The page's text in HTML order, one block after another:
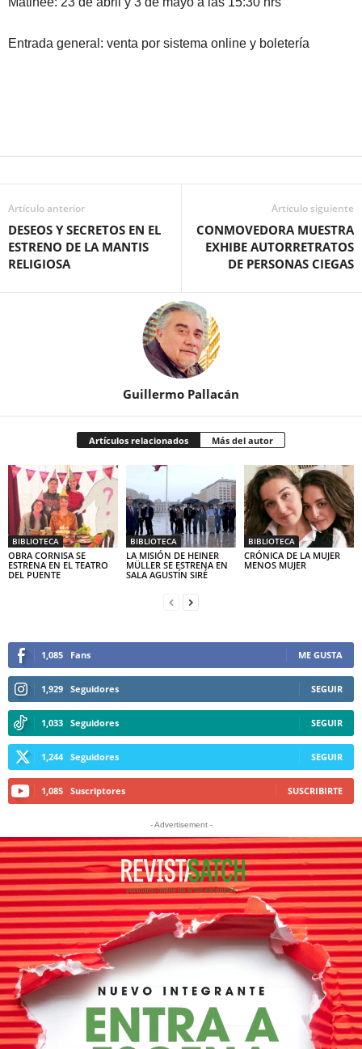
Entrada general: venta por sistema online y boletería
Artículo anterior
DESEOS Y SECRETOS EN EL
ESTRENO DE LA MANTIS
RELIGIOSA
Artículo siguiente
CONMOVEDORA MUESTRA
EXHIBE AUTORRETRATOS
DE PERSONAS CIEGAS
Guillermo Pallacán
Artículos relacionados Más del autor
BIBLIOTECA
OBRA CORNISA SE
ESTRENA EN EL TEATRO
DEL PUENTE
BIBLIOTECA
LA MISIÓN DE HEINER
MÜLLER SE ESTRENA EN
SALA AGUSTÍN SIRÉ
BIBLIOTECA
CRÓNICA DE LA MUJER
MENOS MUJER
1,085 Fans ME GUSTA
1,929 Seguidores SEGUIR
1,033 Seguidores SEGUIR
1,244 Seguidores SEGUIR
1,085 Suscriptores SUSCRIBIRTE
- Advertisement -